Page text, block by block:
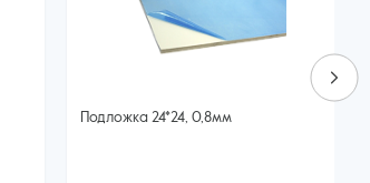
Подложка 24*24, 0,8мм